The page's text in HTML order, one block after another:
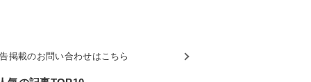
掲載のお問い合わせはこちら